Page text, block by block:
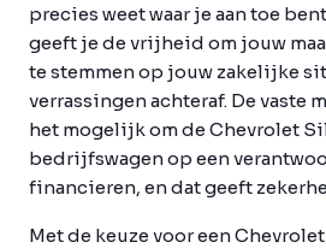
precies weet waar je aan toe
geeft je de vrijheid om jouw
te stemmen op jouw zakelijke
verrassingen achteraf. De vaste
het mogelijk om de Chevrolet
bedrijfswagen op een
financieren, en dat geeft
Met de keuze voor een